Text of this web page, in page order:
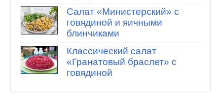
Салат «Министерский» с
говядиной и яичными
блинчиками
Классический салат
«Гранатовый браслет» с
говядиной